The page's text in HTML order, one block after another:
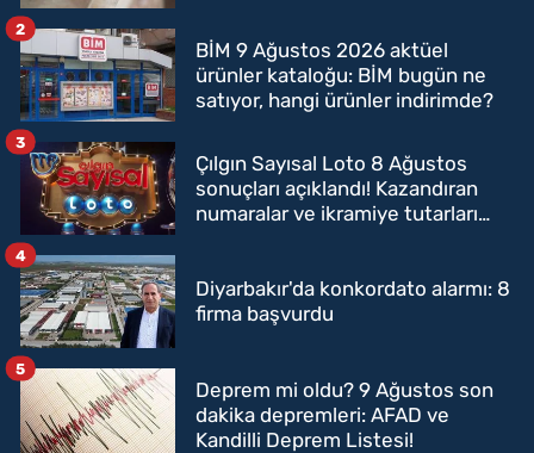
BİM 9 Ağustos 2026 aktüel
ürünler kataloğu: BİM bugün ne
satıyor, hangi ürünler indirimde?
2
Çılgın Sayısal Loto 8 Ağustos
sonuçları açıklandı! Kazandıran
numaralar ve ikramiye tutarları
3
Diyarbakır'da konkordato alarmı: 8
firma başvurdu
4
Deprem mi oldu? 9 Ağustos son
dakika depremleri: AFAD ve
Kandilli Deprem Listesi!
5